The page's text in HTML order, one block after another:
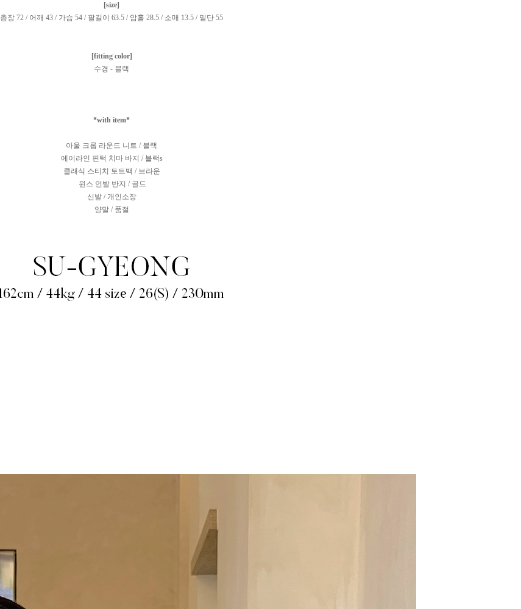
[size]
총장 72 / 어깨 43 / 가슴 54 / 팔길이 63.5 / 암홀 28.5 / 소매 13.5 / 밑단 55
[fitting color]
수경 - 블랙
*with item*
아울 크롭 라운드 니트 / 블랙
에이라인 핀턱 치마 바지 / 블랙s
클래식 스티치 토트백 / 브라운
윈스 언발 반지 / 골드
신발 / 개인소장
양말 / 품절